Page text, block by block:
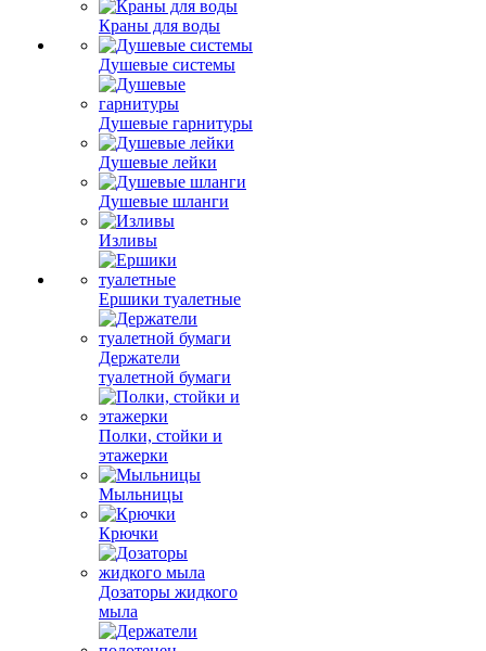
Краны для воды
Душевые системы
Душевые гарнитуры
Душевые лейки
Душевые шланги
Изливы
Ершики туалетные
Держатели
туалетной бумаги
Полки, стойки и
этажерки
Мыльницы
Крючки
Дозаторы жидкого
мыла